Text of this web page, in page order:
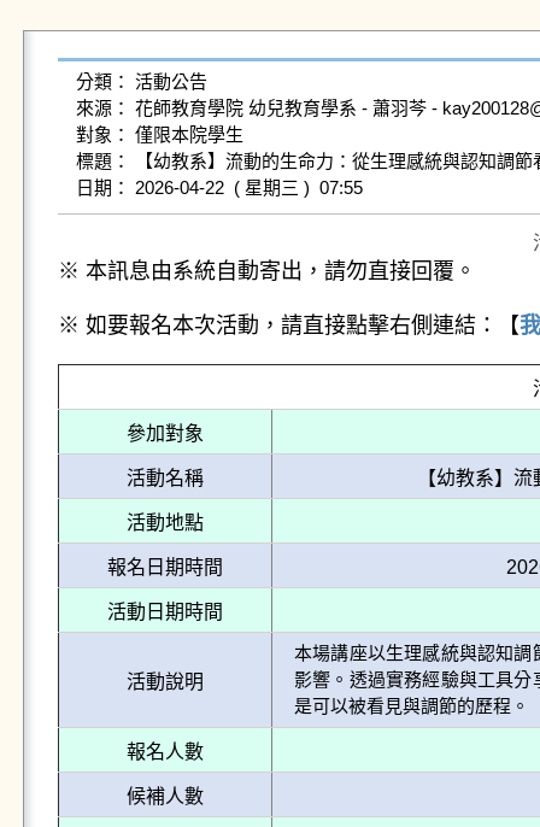
分類： 活動公告
來源： 花師教育學院 幼兒教育學系 - 蕭羽芩 -
對象： 僅限本院學生
標題： 【幼教系】流動的生命力：從生理感統與認知調節
日期： 2026-04-22  ( 星期三 )  07:55
※ 本訊息由系統自動寄出，請勿直接回覆。
※ 如要報名本次活動，請直接點擊右側連結：【
參加對象
活動名稱 【幼教系】
活動地點
報名日期時間
活動日期時間
活動說明
本場講座以生理感統與認知
影響。透過實務經驗與工具
是可以被看見與調節的歷程。
報名人數
候補人數